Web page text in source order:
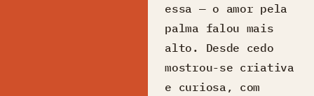
essa — o amor pela
palma falou mais
alto. Desde cedo
mostrou-se criativa
e curiosa, com